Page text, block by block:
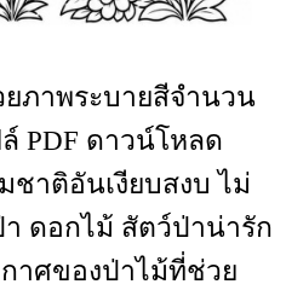
ภาพระบายสีจำนวน
PDF ดาวน์โหลด
ชาติอันเงียบสงบ ไม่
า ดอกไม้ สัตว์ป่าน่ารัก
กาศของป่าไม้ที่ช่วย